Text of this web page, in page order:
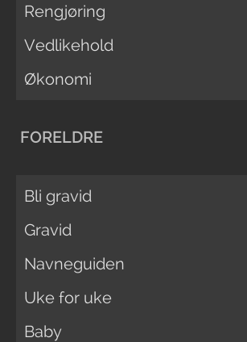
Rengjøring
Vedlikehold
Økonomi
FORELDRE
Bli gravid
Gravid
Navneguiden
Uke for uke
Baby